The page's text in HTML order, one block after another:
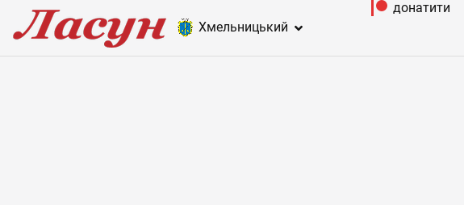
Хмельницький
донатити